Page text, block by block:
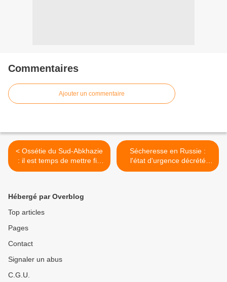
Commentaires
Ajouter un commentaire
< Ossétie du Sud-Abkhazie
: il est temps de mettre fin
au blocus (Ortega)
Sécheresse en Russie :
l'état d'urgence décrété
dans 23 régions (Ministère)
Hébergé par Overblog
Top articles
Pages
Contact
Signaler un abus
C.G.U.